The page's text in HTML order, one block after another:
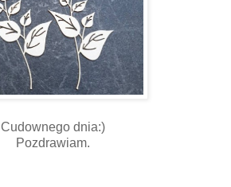
Cudownego dnia:)
Pozdrawiam.